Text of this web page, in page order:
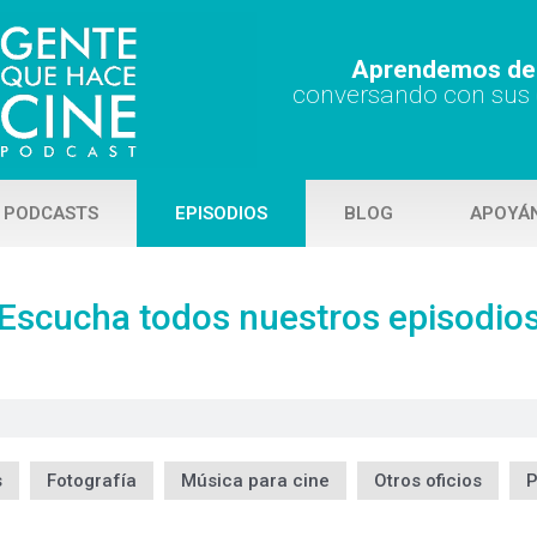
Aprendemos
conversando con sus
EPISODIOS BLOG
todos nuestros
Fotografía Música para cine Otros oficios